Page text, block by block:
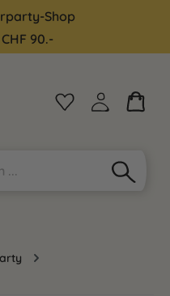
Shop
90.-